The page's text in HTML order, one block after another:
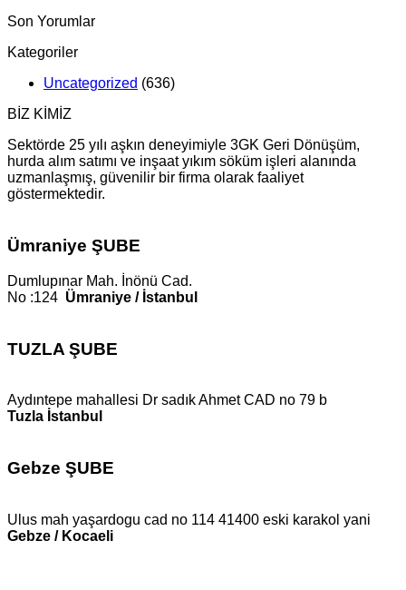
Son Yorumlar
Kategoriler
Uncategorized (636)
BİZ KİMİZ
Sektörde 25 yılı aşkın deneyimiyle 3GK Geri Dönüşüm,
hurda alım satımı ve inşaat yıkım söküm işleri alanında
uzmanlaşmış, güvenilir bir firma olarak faaliyet
göstermektedir.
Ümraniye ŞUBE
Dumlupınar Mah. İnönü Cad.
No :124 Ümraniye / İstanbul
TUZLA ŞUBE
Aydıntepe mahallesi Dr sadık Ahmet CAD no 79 b
Tuzla İstanbul
Gebze ŞUBE
Ulus mah yaşardogu cad no 114 41400 eski karakol yani
Gebze / Kocaeli